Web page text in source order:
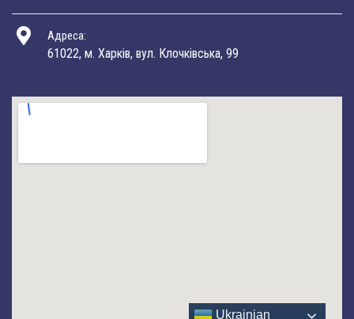
Адреса:
61022, м. Харків, вул. Клочківська, 99
Ukrainian